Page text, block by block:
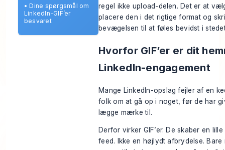
• Dine spørgsmål om
LinkedIn-GIF’er
besvaret
regel ikke upload-delen. Det er at
placere den i det rigtige format og
bevægelsen til at føles bevidst i
Hvorfor GIF’er er dit
LinkedIn-engagement
Mange LinkedIn-opslag fejler af en
folk om at gå op i noget, før de har
lægge mærke til.
Derfor virker GIF’er. De skaber en
feed. Ikke en højlydt afbrydelse.